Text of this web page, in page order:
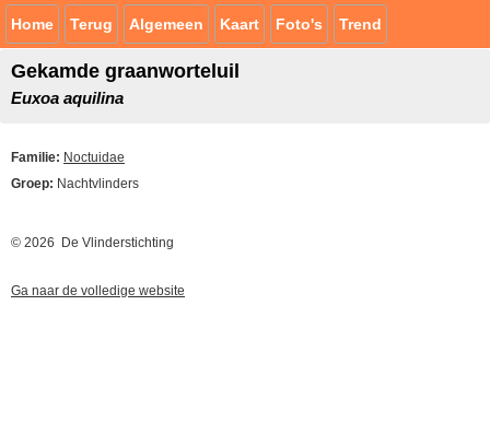
Home Terug Algemeen Kaart Foto's Trend
Gekamde graanworteluil
Euxoa aquilina
Familie: Noctuidae
Groep: Nachtvlinders
© 2026 De Vlinderstichting
Ga naar de volledige website